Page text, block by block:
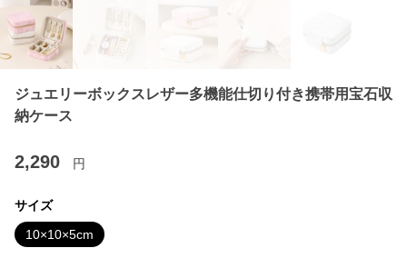
ジュエリーボックスレザー多機能仕切り付き携帯用宝石収
納ケース
2,290 円
サイズ
10×10×5cm